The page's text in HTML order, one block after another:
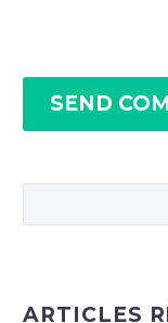
SEND
ARTICLES